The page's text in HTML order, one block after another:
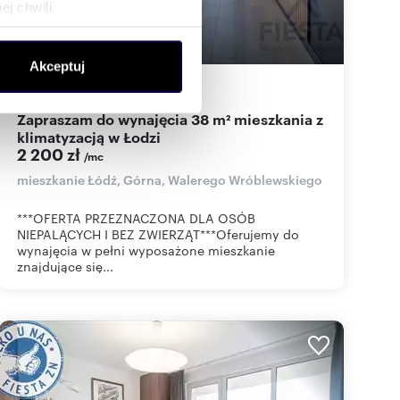
chwili.
społecznościowym,
od Ciebie lub
Akceptuj
38m 2 58zł/m
Zapraszam do wynajęcia 38 m² mieszkania z
klimatyzacją w Łodzi
2 200 zł /mc
mieszkanie Łódź, Górna, Walerego Wróblewskiego
***OFERTA PRZEZNACZONA DLA OSÓB
NIEPALĄCYCH I BEZ ZWIERZĄT***Oferujemy do
wynajęcia w pełni wyposażone mieszkanie
znajdujące się...